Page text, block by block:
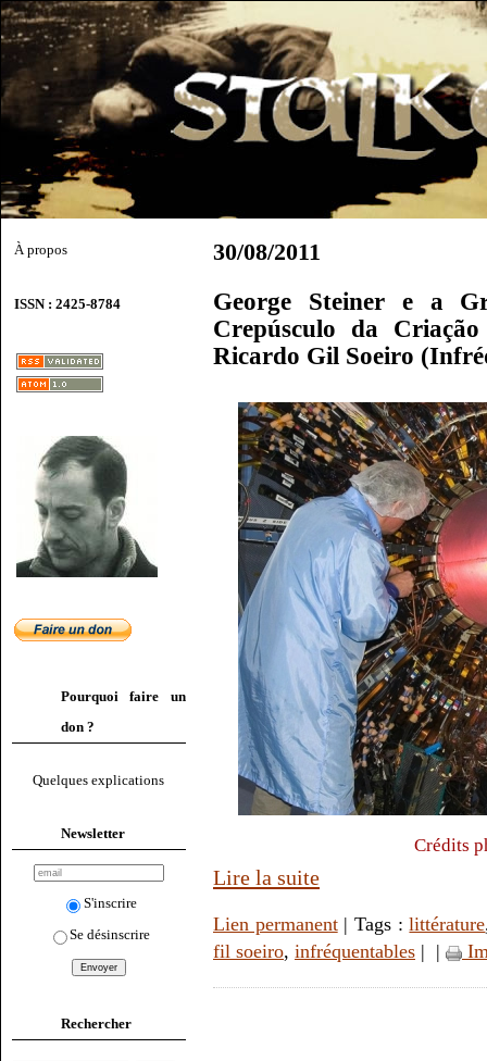
À propos
ISSN : 2425-8784
Pourquoi faire un
don ?
Quelques explications
Newsletter
S'inscrire
Se désinscrire
Rechercher
30/08/2011
George Steiner e a
Crepúsculo da
Ricardo Gil Soeiro
Crédits
Lire la suite
Lien permanent| Tags :littérature
fil soeiro, infréquentables | |